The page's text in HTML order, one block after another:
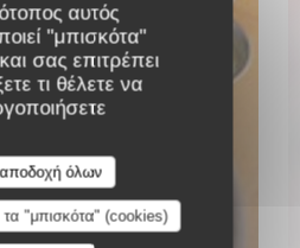
αυτός
"μπισκότα"
σας επιτρέπει
τι θέλετε να
όλων
"μπισκότα" (cookies)